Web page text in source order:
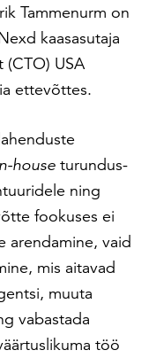
Tammenurm on
kaasasutaja
USA
ettevõttes.
house turundus-
ning
fookuses ei
arendamine, vaid
mis aitavad
muuta
vabastada
töö